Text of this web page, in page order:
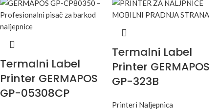
Termalni Label
Printer GERMAPOS
GP-05308CP
Termalni Label
Printer GERMAPOS
GP-323B
Printeri Naljepnica